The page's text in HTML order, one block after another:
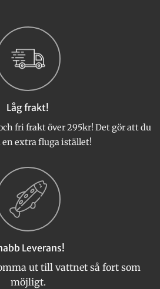
Låg frakt!
fri frakt över 295kr! Det gör att du
en extra fluga istället!
Leverans!
ut till vattnet så fort som
möjligt.